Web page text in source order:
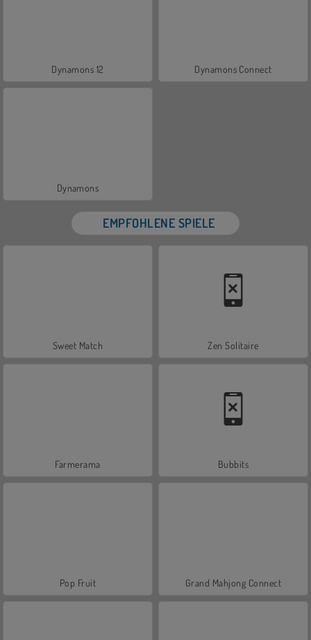
Dynamons 12 Dynamons Connect
Dynamons
EMPFOHLENE SPIELE
Sweet Match Zen Solitaire
Farmerama Bubbits
Pop Fruit Grand Mahjong Connect